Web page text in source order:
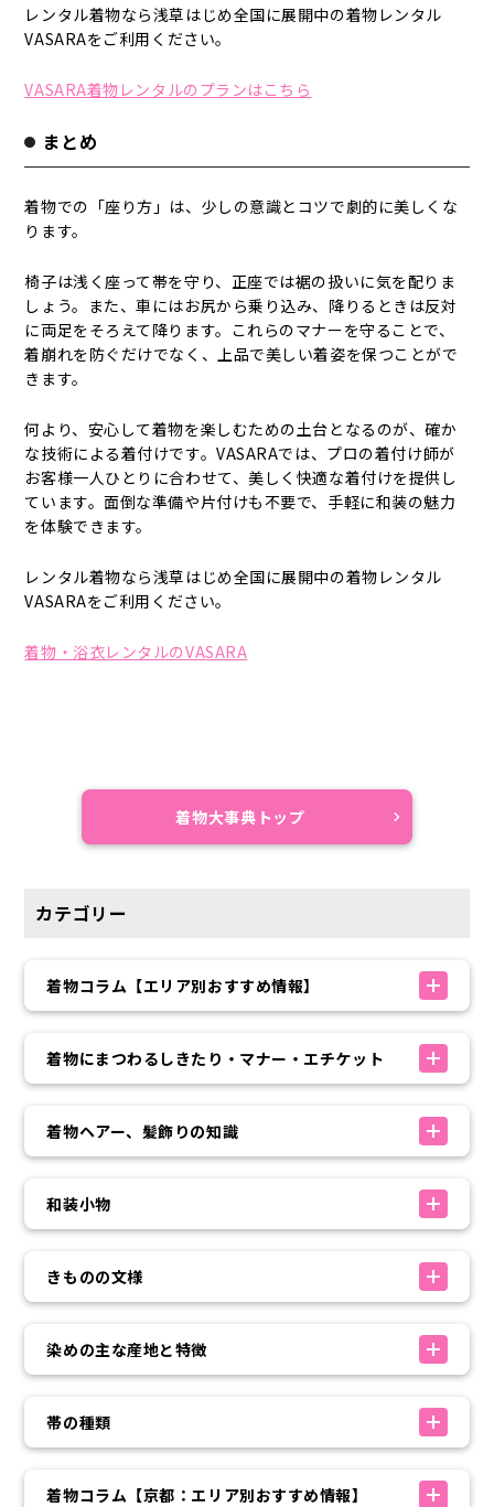
レンタル着物なら浅草はじめ全国に展開中の着物レンタル
VASARAをご利用ください。
VASARA着物レンタルのプランはこちら
まとめ
着物での「座り方」は、少しの意識とコツで劇的に美しくな
ります。
椅子は浅く座って帯を守り、正座では裾の扱いに気を配りま
しょう。また、車にはお尻から乗り込み、降りるときは反対
に両足をそろえて降ります。これらのマナーを守ることで、
着崩れを防ぐだけでなく、上品で美しい着姿を保つことがで
きます。
何より、安心して着物を楽しむための土台となるのが、確か
な技術による着付けです。VASARAでは、プロの着付け師が
お客様一人ひとりに合わせて、美しく快適な着付けを提供し
ています。面倒な準備や片付けも不要で、手軽に和装の魅力
を体験できます。
レンタル着物なら浅草はじめ全国に展開中の着物レンタル
VASARAをご利用ください。
着物・浴衣レンタルのVASARA
着物大事典トップ
カテゴリー
着物コラム【エリア別おすすめ情報】
着物にまつわるしきたり・マナー・エチケット
着物ヘアー、髪飾りの知識
和装小物
きものの文様
染めの主な産地と特徴
帯の種類
着物コラム【京都：エリア別おすすめ情報】